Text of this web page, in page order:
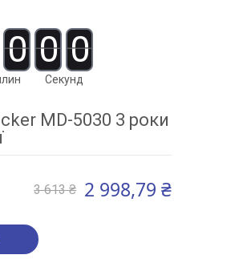
0 0 0
Секунд
MD-5030 3 роки
3 613 ₴ 2 998,79 ₴